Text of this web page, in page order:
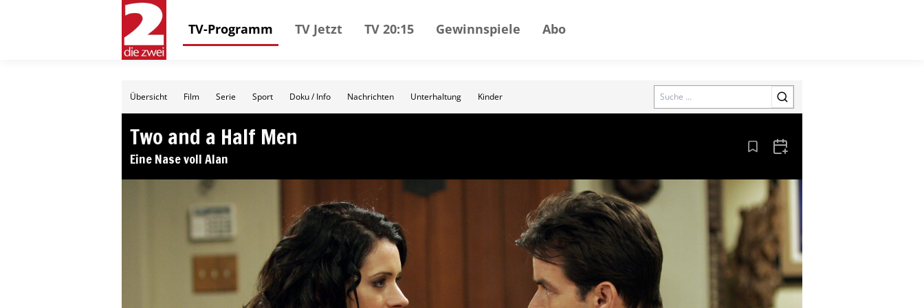
TV-Programm TV Jetzt TV 20:15 Gewinnspiele Abo
Übersicht Film Serie Sport Doku / Info Nachrichten Unterhaltung Kinder Search
Two and a Half Men
Eine Nase voll Alan Aus den Lesezeichen entfernen
Zum Kalender hinzufügen